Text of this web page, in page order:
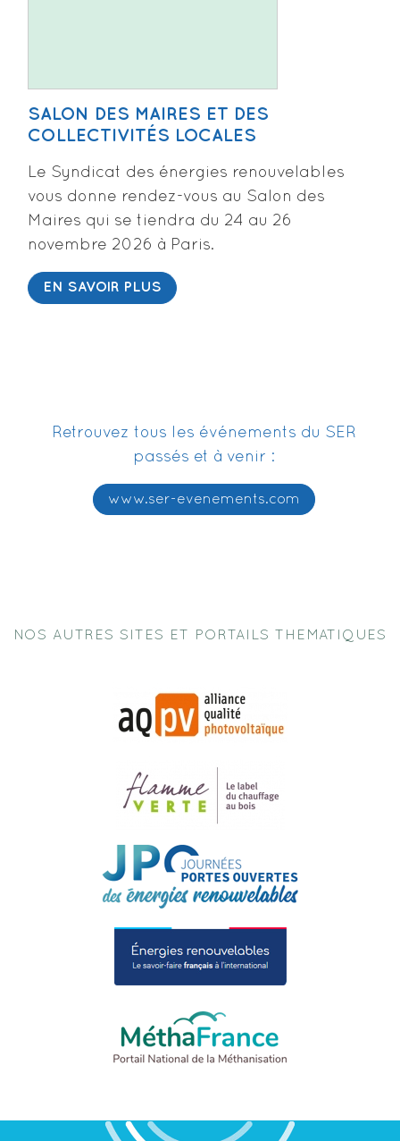
SALON DES MAIRES ET DES
COLLECTIVITÉS LOCALES
Le Syndicat des énergies renouvelables
vous donne rendez-vous au Salon des
Maires qui se tiendra du 24 au 26
novembre 2026 à Paris.
EN SAVOIR PLUS
Retrouvez tous les événements du SER
passés et à venir :
www.ser-evenements.com
NOS AUTRES SITES ET PORTAILS THEMATIQUES